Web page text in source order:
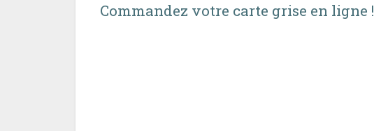
Commandez votre carte grise en ligne !